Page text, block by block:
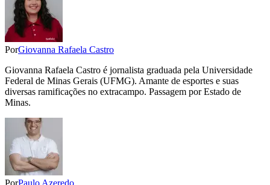
PorGiovanna Rafaela Castro
Giovanna Rafaela Castro é jornalista graduada pela Universidade
Federal de Minas Gerais (UFMG). Amante de esportes e suas
diversas ramificações no extracampo. Passagem por Estado de
Minas.